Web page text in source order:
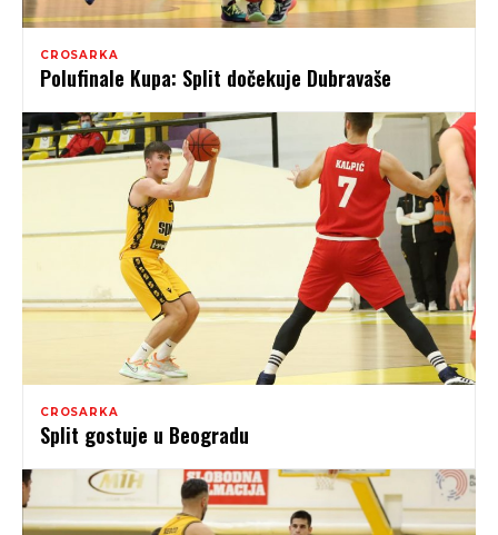
CROSARKA
Polufinale Kupa: Split dočekuje Dubravaše
CROSARKA
Split gostuje u Beogradu